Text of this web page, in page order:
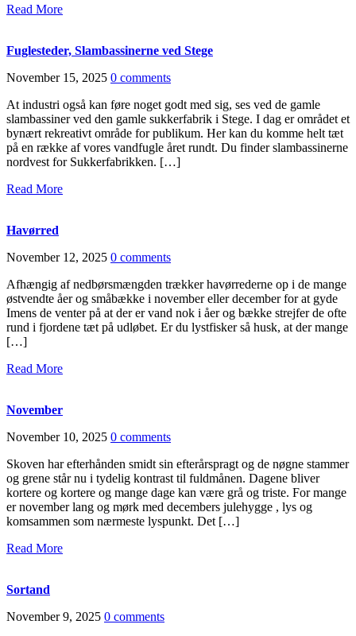
Read More
Fuglesteder, Slambassinerne ved Stege
November 15, 2025 0 comments
At industri også kan føre noget godt med sig, ses ved de gamle
slambassiner ved den gamle sukkerfabrik i Stege. I dag er området et
bynært rekreativt område for publikum. Her kan du komme helt tæt
på en række af vores vandfugle året rundt. Du finder slambassinerne
nordvest for Sukkerfabrikken. […]
Read More
Havørred
November 12, 2025 0 comments
Afhængig af nedbørsmængden trækker havørrederne op i de mange
østvendte åer og småbække i november eller december for at gyde
Imens de venter på at der er vand nok i åer og bække strejfer de ofte
rund i fjordene tæt på udløbet. Er du lystfisker så husk, at der mange
[…]
Read More
November
November 10, 2025 0 comments
Skoven har efterhånden smidt sin efterårspragt og de nøgne stammer
og grene står nu i tydelig kontrast til fuldmånen. Dagene bliver
kortere og kortere og mange dage kan være grå og triste. For mange
er november lang og mørk med decembers julehygge , lys og
komsammen som nærmeste lyspunkt. Det […]
Read More
Sortand
November 9, 2025 0 comments